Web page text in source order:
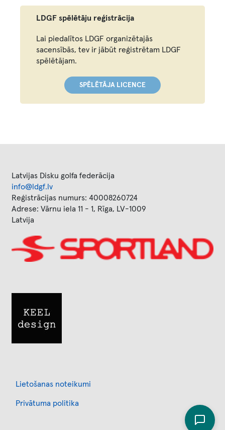
LDGF spēlētāju reģistrācija
Lai piedalītos LDGF organizētajās
sacensībās, tev ir jābūt reģistrētam LDGF
spēlētājam.
SPĒLĒTĀJA LICENCE
Latvijas Disku golfa federācija
info@ldgf.lv
Reģistrācijas numurs: 40008260724
Adrese: Vārnu iela 11 - 1, Rīga, LV-1009
Latvija
Image
Lietošanas noteikumi
Privātuma politika